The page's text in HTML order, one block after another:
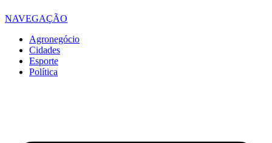
NAVEGAÇÃO
Agronegócio
Cidades
Esporte
Política